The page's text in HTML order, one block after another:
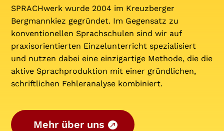
SPRACHwerk wurde 2004 im Kreuzberger
Bergmannkiez gegründet. Im Gegensatz zu
konventionellen Sprachschulen sind wir auf
praxisorientierten Einzelunterricht spezialisiert
und nutzen dabei eine einzigartige Methode, die die
aktive Sprachproduktion mit einer gründlichen,
schriftlichen Fehleranalyse kombiniert.
Mehr über uns